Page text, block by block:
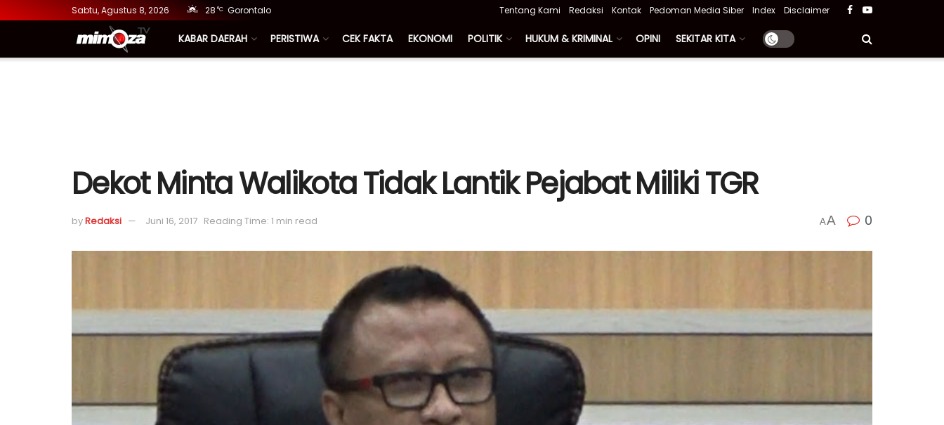
Sabtu, Agustus 8, 2026 28 °C Gorontalo Tentang Kami Redaksi Kontak Pedoman Media Siber Index Disclaimer
KABAR DAERAH PERISTIWA CEK FAKTA EKONOMI POLITIK HUKUM & KRIMINAL OPINI SEKITAR KITA
Dekot Minta Walikota Tidak Lantik Pejabat Miliki TGR
byRedaksi Juni 16, 2017 Reading Time: 1 min read AA 0